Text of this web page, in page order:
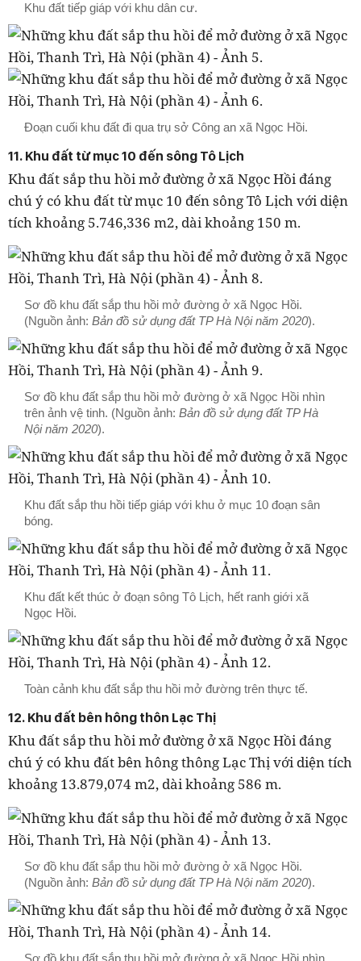
Khu đất tiếp giáp với khu dân cư.
Đoạn cuối khu đất đi qua trụ sở Công an xã Ngọc Hồi.
11. Khu đất từ mục 10 đến sông Tô Lịch
Khu đất sắp thu hồi mở đường ở xã Ngọc Hồi đáng
chú ý có khu đất từ mục 10 đến sông Tô Lịch với diện
tích khoảng 5.746,336 m2, dài khoảng 150 m.
Sơ đồ khu đất sắp thu hồi mở đường ở xã Ngọc Hồi.
(Nguồn ảnh: Bản đồ sử dụng đất TP Hà Nội năm 2020).
Sơ đồ khu đất sắp thu hồi mở đường ở xã Ngọc Hồi nhìn
trên ảnh vệ tinh. (Nguồn ảnh: Bản đồ sử dụng đất TP Hà
Nội năm 2020).
Khu đất sắp thu hồi tiếp giáp với khu ở mục 10 đoạn sân
bóng.
Khu đất kết thúc ở đoạn sông Tô Lịch, hết ranh giới xã
Ngọc Hồi.
Toàn cảnh khu đất sắp thu hồi mở đường trên thực tế.
12. Khu đất bên hông thôn Lạc Thị
Khu đất sắp thu hồi mở đường ở xã Ngọc Hồi đáng
chú ý có khu đất bên hông thông Lạc Thị với diện tích
khoảng 13.879,074 m2, dài khoảng 586 m.
Sơ đồ khu đất sắp thu hồi mở đường ở xã Ngọc Hồi.
(Nguồn ảnh: Bản đồ sử dụng đất TP Hà Nội năm 2020).
Sơ đồ khu đất sắp thu hồi mở đường ở xã Ngọc Hồi nhìn